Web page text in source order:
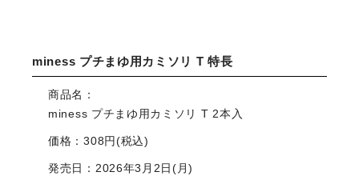
miness プチまゆ用カミソリ T 特長
商品名：
miness プチまゆ用カミソリ T 2本入
価格：308円(税込)
発売日：2026年3月2日(月)